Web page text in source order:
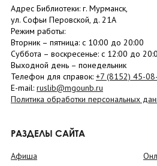
Адрес Библиотеки: г. Мурманск,
ул. Софьи Перовской, д. 21А
Режим работы:
Вторник – пятница: с 10:00 до 20:00
Суббота – воскресенье: c 12:00 до
Выходной день – понедельник
Телефон для справок: +7 (8152) 45-
E-mail: ruslib@mgounb.ru
Политика обработки персональных
РАЗДЕЛЫ САЙТА
Афиша